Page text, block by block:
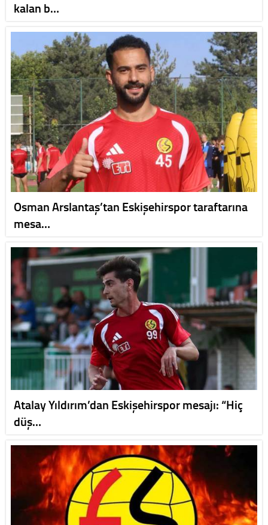
kalan b…
Osman Arslantaş’tan Eskişehirspor taraftarına
mesa…
Atalay Yıldırım’dan Eskişehirspor mesajı: “Hiç
düş…